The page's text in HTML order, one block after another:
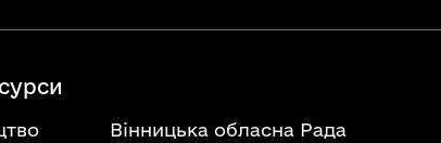
Вінницька обласна Рада